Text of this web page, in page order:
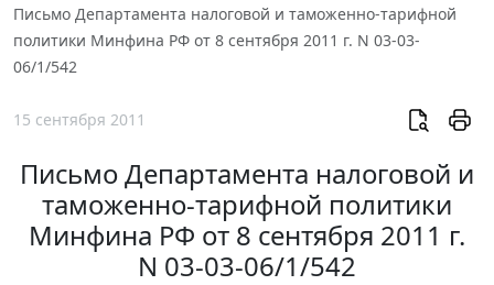
Письмо Департамента налоговой и таможенно-тарифной
политики Минфина РФ от 8 сентября 2011 г. N 03-03-
06/1/542
15 сентября 2011
Письмо Департамента налоговой и
таможенно-тарифной политики
Минфина РФ от 8 сентября 2011 г.
N 03-03-06/1/542